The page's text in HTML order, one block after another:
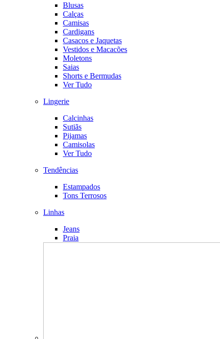
Blusas
Calças
Camisas
Cardigans
Casacos e Jaquetas
Vestidos e Macacões
Moletons
Saias
Shorts e Bermudas
Ver Tudo
Lingerie
Calcinhas
Sutiãs
Pijamas
Camisolas
Ver Tudo
Tendências
Estampados
Tons Terrosos
Linhas
Jeans
Praia